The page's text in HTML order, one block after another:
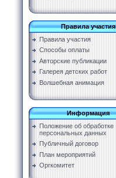
Правила участия
Правила участия
Способы оплаты
Авторские публикации
Галерея детских работ
Волшебная анимация
Информация
Положение об обработке
персональных данных
Публичный договор
План мероприятий
Оргкомитет